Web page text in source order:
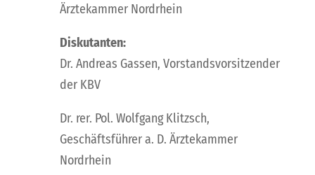
Ärztekammer Nordrhein
Diskutanten:
Dr. Andreas Gassen, Vorstandsvorsitzender
der KBV
Dr. rer. Pol. Wolfgang Klitzsch,
Geschäftsführer a. D. Ärztekammer
Nordrhein